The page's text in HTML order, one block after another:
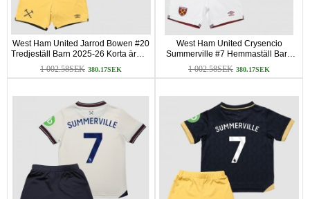
West Ham United Jarrod Bowen #20
Tredjeställ Barn 2025-26 Korta ärmar
(+ Korta byxor)
1 002.58SEK 380.17SEK
West Ham United Crysencio
Summerville #7 Hemmaställ Barn
2025-26 Korta ärmar (+ Korta byxor)
1 002.58SEK 380.17SEK